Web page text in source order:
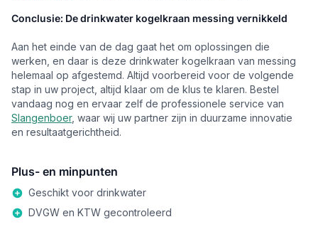
Conclusie: De drinkwater kogelkraan messing vernikkeld
Aan het einde van de dag gaat het om oplossingen die
werken, en daar is deze drinkwater kogelkraan van messing
helemaal op afgestemd. Altijd voorbereid voor de volgende
stap in uw project, altijd klaar om de klus te klaren. Bestel
vandaag nog en ervaar zelf de professionele service van
Slangenboer, waar wij uw partner zijn in duurzame innovatie
en resultaatgerichtheid.
Plus- en minpunten
Geschikt voor drinkwater
DVGW en KTW gecontroleerd